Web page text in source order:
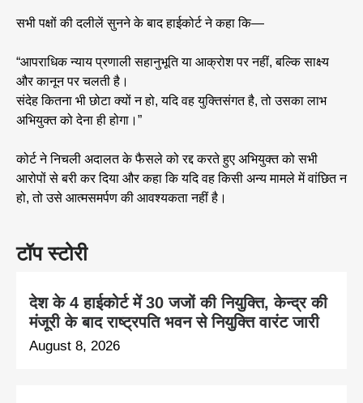
टॉप स्टोरी
देश के 4 हाईकोर्ट में 30 जजों की नियुक्ति, केन्द्र की
मंजूरी के बाद राष्ट्रपति भवन से नियुक्ति वारंट जारी
August 8, 2026
सभी पक्षों की दलीलें सुनने के बाद हाईकोर्ट ने कहा कि—
“आपराधिक न्याय प्रणाली सहानुभूति या आक्रोश पर नहीं, बल्कि साक्ष्य
और कानून पर चलती है।
संदेह कितना भी छोटा क्यों न हो, यदि वह युक्तिसंगत है, तो उसका लाभ
अभियुक्त को देना ही होगा।”
कोर्ट ने निचली अदालत के फैसले को रद्द करते हुए अभियुक्त को सभी
आरोपों से बरी कर दिया और कहा कि यदि वह किसी अन्य मामले में वांछित न
हो, तो उसे आत्मसमर्पण की आवश्यकता नहीं है।